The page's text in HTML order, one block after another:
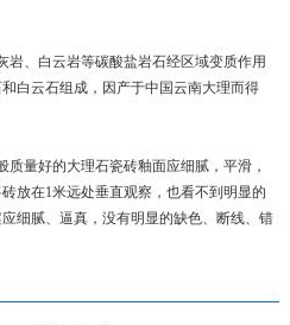
、白云岩等碳酸盐岩石经区域变质作用
白云石组成，因产于中国云南大理而得
量好的大理石瓷砖釉面应细腻，平滑，
放在1米远处垂直观察，也看不到明显的
细腻、逼真，没有明显的缺色、断线、错